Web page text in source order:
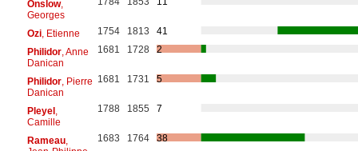
Onslow,
Georges
Ozi, Etienne 1754 1813
41
Philidor, Anne
Danican
1681 1728 2
Philidor, Pierre
Danican
1681 1731 5
Pleyel,
Camille
1788 1855 7
Rameau,
1683 1764 38